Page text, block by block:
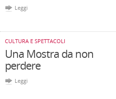
Leggi
CULTURA E SPETTACOLI
Una Mostra da non
perdere
Leggi